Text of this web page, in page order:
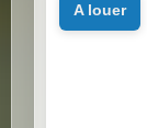
a louer